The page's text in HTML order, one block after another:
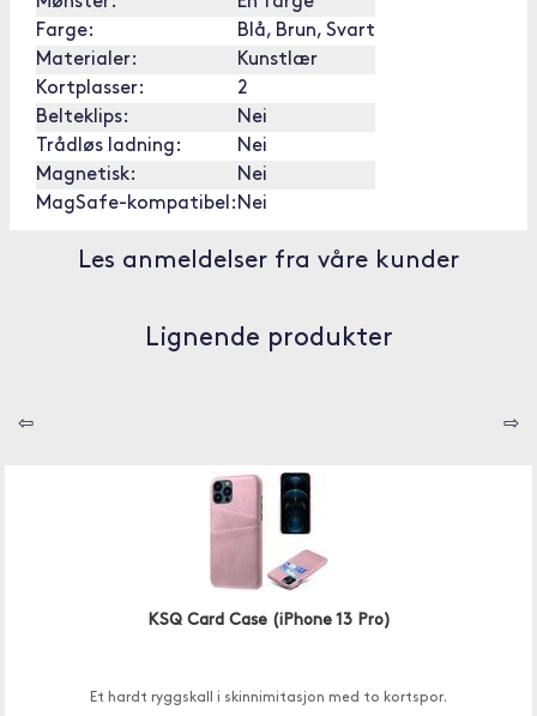
Farge:
Blå, Brun, Svart
Materialer:
Kunstlær
Kortplasser:
2
Belteklips:
Nei
Trådløs ladning:
Nei
Magnetisk:
Nei
MagSafe-kompatibel: Nei
Les anmeldelser fra våre kunder
Lignende produkter
⇦ ⇨
KSQ Card Case (iPhone 13 Pro)
Et hardt ryggskall i skinnimitasjon med to kortspor.